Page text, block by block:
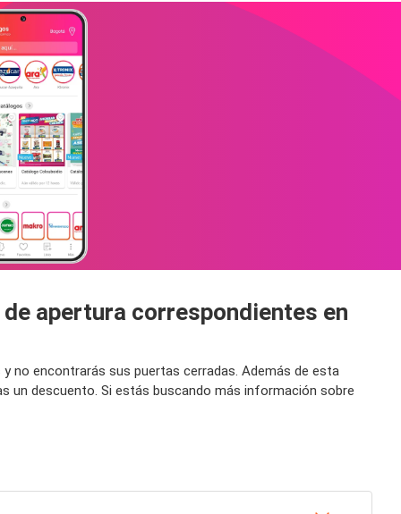
apertura correspondientes en
no encontrarás sus puertas cerradas. Además de esta
un descuento. Si estás buscando más información sobre